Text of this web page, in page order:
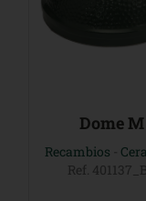
Dome M
Recambios
Ref.